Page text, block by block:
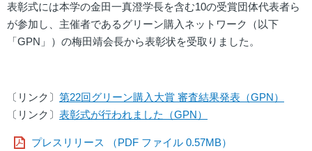
表彰式には本学の金田一真澄学長を含む10の受賞団体代表者ら
が参加し、主催者であるグリーン購入ネットワーク（以下
「GPN」）の梅田靖会長から表彰状を受取りました。
〔リンク〕 第22回グリーン購入大賞 審査結果発表（GPN）
〔リンク〕 表彰式が行われました（GPN）
プレスリリース （PDF ファイル 0.57MB）